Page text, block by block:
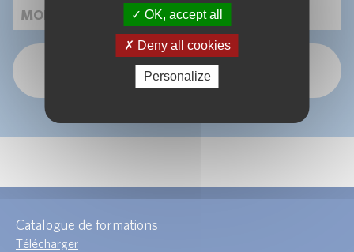
OK
Catalogue de formations
Télécharger
OK, accept all
Deny all cookies
Personalize